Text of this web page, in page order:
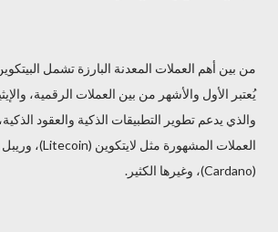
والذي يدعم تطوير التطبيقات الذكية والعقود
(Cardano)، وغيرها الكثير.